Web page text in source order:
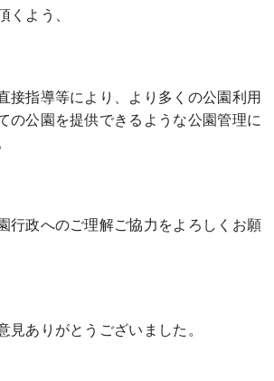
くよう、
接指導等により、より多くの公園利用
の公園を提供できるような公園管理に
行政へのご理解ご協力をよろしくお願
見ありがとうございました。